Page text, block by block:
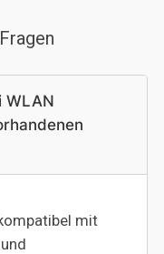
WLAN
mit